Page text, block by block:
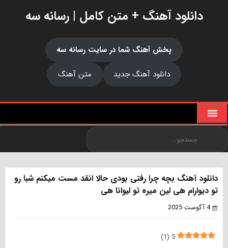
دانلود آهنگ + متن کامل | رسانه سه
پخش آهنگ شما در سایت رسانه سه
دانلود آهنگ جدید
متن آهنگ
دانلود آهنگ بچه چرا رفتی بودی حالا انقد مست میکنم شبا رو
تو دیوارام هی لین میره تو لیوانا هی
4 آگوست 2025
5
(
1
)